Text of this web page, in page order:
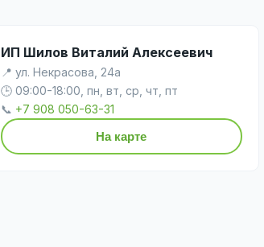
ИП Шилов Виталий Алексеевич
📍 ул. Некрасова, 24а
🕒 09:00-18:00, пн, вт, ср, чт, пт
📞 +7 908 050-63-31
На карте